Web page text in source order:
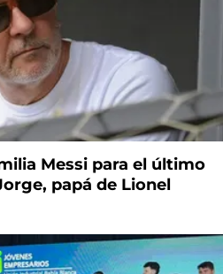
Messi para el último
papá de Lionel